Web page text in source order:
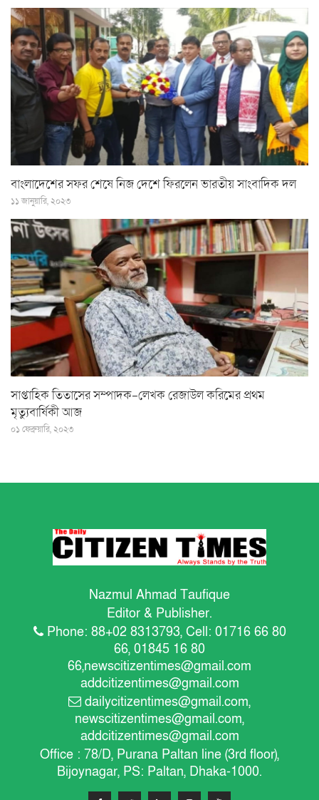
বাংলাদেশের সফর শেষে নিজ দেশে ফিরলেন ভারতীয় সাংবাদিক দল
১১ জানুয়ারি, ২০২৩
সাপ্তাহিক তিতাসের সম্পাদক-লেখক রেজাউল করিমের প্রথম
মৃত্যুবার্ষিকী আজ
০১ ফেব্রুয়ারি, ২০২৩
Nazmul Ahmad Taufique
Editor & Publisher.
Phone: 88+02 8313793, Cell: 01716 66 80
66, 01845 16 80
66,newscitizentimes@gmail.com
addcitizentimes@gmail.com
dailycitizentimes@gmail.com,
newscitizentimes@gmail.com,
addcitizentimes@gmail.com
Office : 78/D, Purana Paltan line (3rd floor),
Bijoynagar, PS: Paltan, Dhaka-1000.